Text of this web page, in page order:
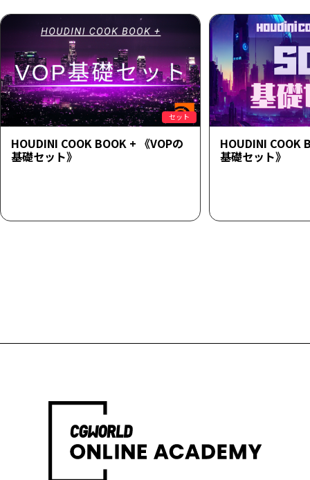
セット
HOUDINI COOK BOOK + 《VOPの
基礎セット》
HOUDINI COOK
基礎セット》